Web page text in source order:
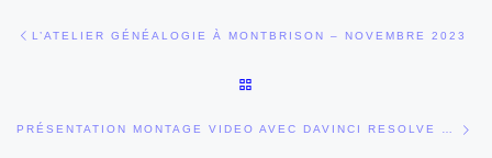
Parcourir les articles
L’ATELIER GÉNÉALOGIE À MONTBRISON – NOVEMBRE 2023
PRÉSENTATION MONTAGE VIDEO AVEC DAVINCI RESOLVE LE 30 JANVIER